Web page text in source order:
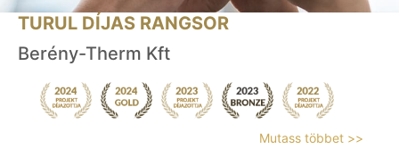
TURUL DÍJAS RANGSOR
Berény-Therm Kft
Mutass többet >>